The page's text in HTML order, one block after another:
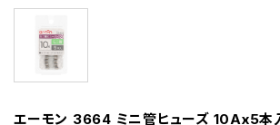
エーモン 3664 ミニ管ヒューズ 10Ax5本